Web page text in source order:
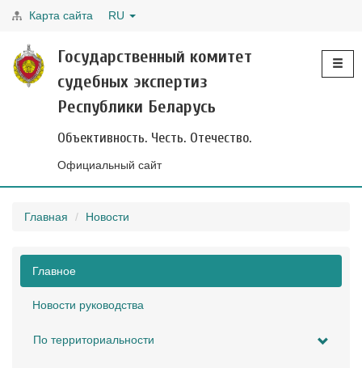
Карта сайта RU
Государственный комитет
судебных экспертиз
Республики Беларусь
Объективность. Честь. Отечество.
Официальный сайт
Главная Новости
Главное
Новости руководства
По территориальности